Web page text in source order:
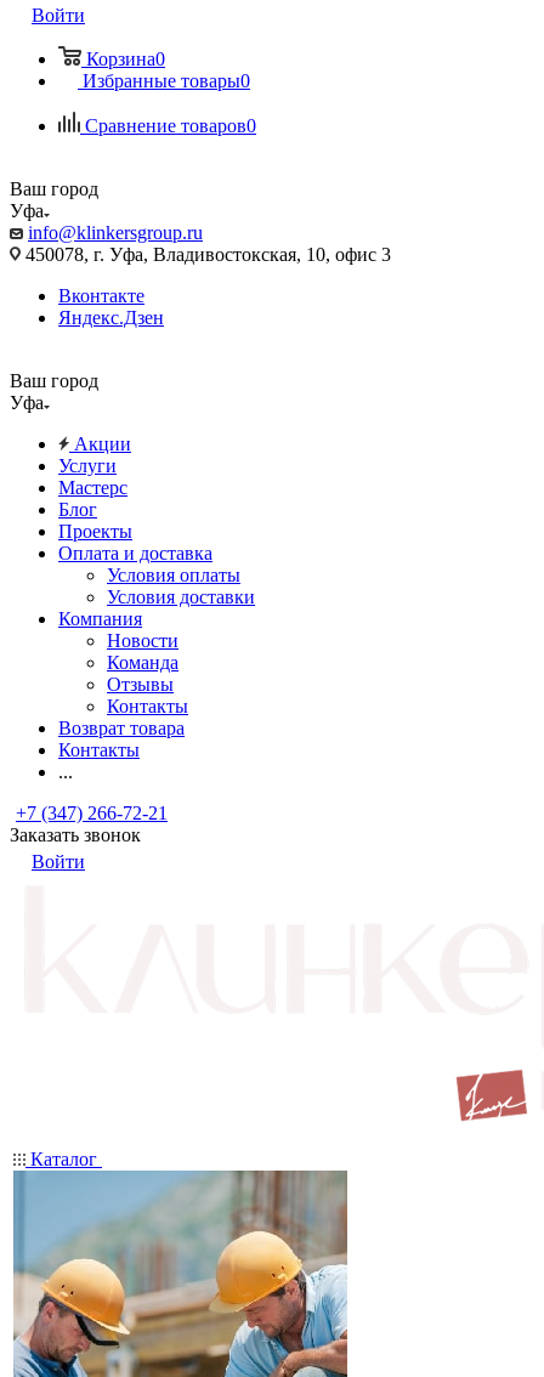
Войти
Корзина0
Избранные товары0
Сравнение товаров0
Ваш город
Уфа
info@klinkersgroup.ru
450078, г. Уфа, Владивостокская, 10, офис 3
Вконтакте
Яндекс.Дзен
Ваш город
Уфа
Акции
Услуги
Мастерс
Блог
Проекты
Оплата и доставка
Условия оплаты
Условия доставки
Компания
Новости
Команда
Отзывы
Контакты
Возврат товара
Контакты
...
+7 (347) 266-72-21
Заказать звонок
Войти
Каталог